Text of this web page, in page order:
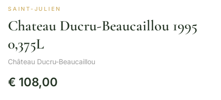
SAINT-JULIEN
Chateau Ducru-Beaucaillou 1995
0,375L
Château Ducru-Beaucaillou
€ 108,00